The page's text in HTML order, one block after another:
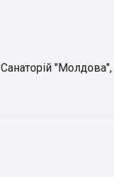
Санаторій "Молдова",